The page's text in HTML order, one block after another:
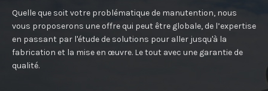
Quelle que soit votre problématique de manutention, nous
vous proposerons une offre qui peut être globale, de l’expertise
en passant par l'étude de solutions pour aller jusqu'à la
fabrication et la mise en œuvre. Le tout avec une garantie de
qualité.